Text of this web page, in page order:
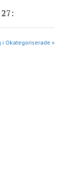
i Okategoriserade »